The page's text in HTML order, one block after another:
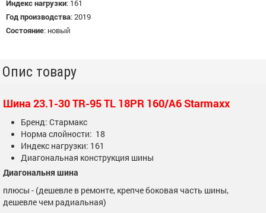
Индекс нагрузки: 161
Год производства:2019
Состояние: новый
Опис товару
Шина 23.1-30 TR-95 TL 18PR 160/A6 Starmaxx
Бренд: Стармакс
Норма слойности: 18
Индекс нагрузки: 161
Диагональная конструкция шины
Диагональня шина
плюсы - (дешевле в ремонте, крепче боковая часть шины,
дешевле чем радиальная)